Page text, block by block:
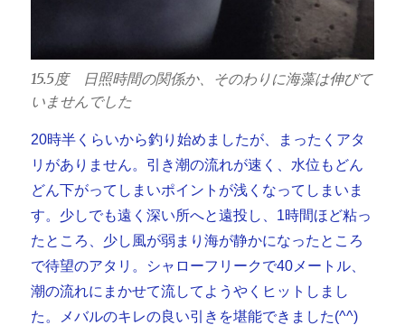
15.5度 日照時間の関係か、そのわりに海藻は伸びて
いませんでした
20時半くらいから釣り始めましたが、まったくアタ
リがありません。引き潮の流れが速く、水位もどん
どん下がってしまいポイントが浅くなってしまいま
す。少しでも遠く深い所へと遠投し、1時間ほど粘っ
たところ、少し風が弱まり海が静かになったところ
で待望のアタリ。シャローフリークで40メートル、
潮の流れにまかせて流してようやくヒットしまし
た。メバルのキレの良い引きを堪能できました(^^)